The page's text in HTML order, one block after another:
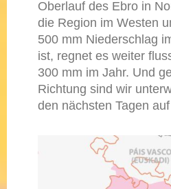
Oberlauf des Ebro in
die Region im Westen
500 mm Niederschlag
ist, regnet es weiter
300 mm im Jahr. Und
Richtung sind wir
den nächsten Tagen